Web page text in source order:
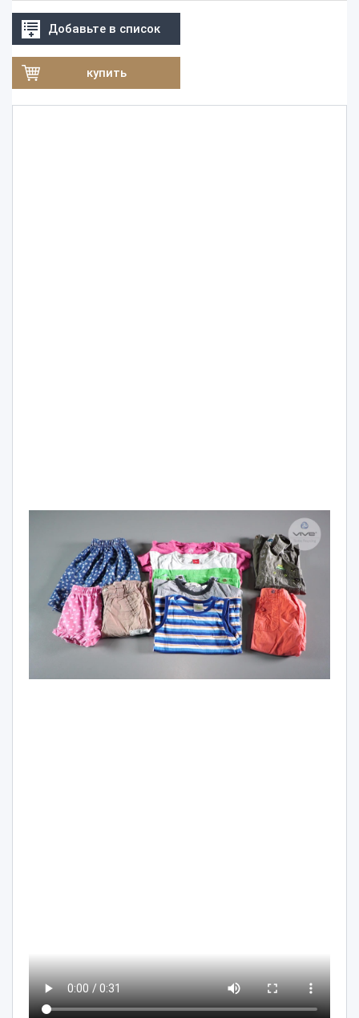
Добавьте в список
купить